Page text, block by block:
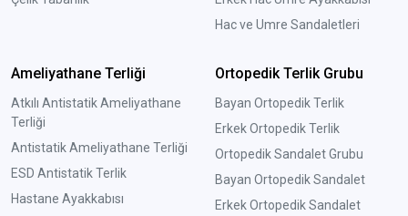
Hac ve Umre Sandaletleri
Ameliyathane Terliği
Atkılı Antistatik Ameliyathane
Terliği
Antistatik Ameliyathane Terliği
ESD Antistatik Terlik
Hastane Ayakkabısı
Ortopedik Terlik Grubu
Bayan Ortopedik Terlik
Erkek Ortopedik Terlik
Ortopedik Sandalet Grubu
Bayan Ortopedik Sandalet
Erkek Ortopedik Sandalet